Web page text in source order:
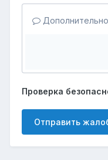
Проверка
Отправить